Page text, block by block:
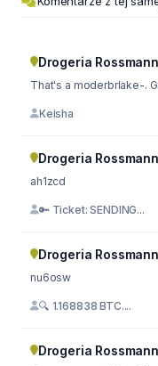
Drogeria
That's a moderbrlake-.
Keisha
Drogeria
ah1zcd
🔑 Ticket: SENDING...
Drogeria
nu6osw
🔍 1.168838 BTC....
Drogeria